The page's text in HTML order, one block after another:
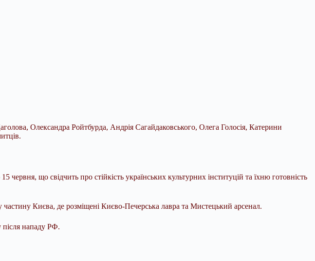
Олександра Ройтбурда, Андрія Сагайдаковського, Олега Голосія, Катерини
червня, що свідчить про стійкість українських культурних інституцій та їхню готовність
частину Києва, де розміщені Києво-Печерська лавра та Мистецький арсенал.
після нападу РФ.